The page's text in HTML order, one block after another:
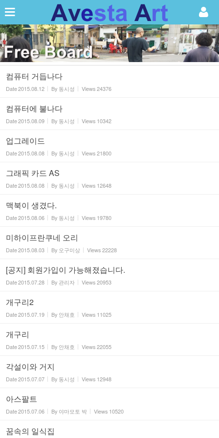
컴퓨터 거듭나다
Date2015.08.12 By 동시성 Views24376
컴퓨터에 불나다
Date2015.08.09 By 동시성 Views 10342
업그레이드
Date2015.08.08 By 동시성 Views21800
그래픽 카드 AS
Date2015.08.08 By 동시성 Views 12648
맥북이 생겼다.
Date2015.08.06 By 동시성 Views 19780
미하이프란쿠네 오리
Date2015.08.03 By 오구미상 Views22228
[공지] 회원가입이 가능해졌습니다.
Date2015.07.28 By 관리자 Views20953
개구리2
Date2015.07.19 By 안채호 Views 11025
개구리
Date2015.07.15 By 안채호 Views22055
각설이와 거지
Date2015.07.07 By 동시성 Views 12948
아스팔트
Date2015.07.06 By 야마모토 박 Views 10520
꿈속의 일식집
Sketchbook5, 스케치북5
Sketchbook5, 스케치북5